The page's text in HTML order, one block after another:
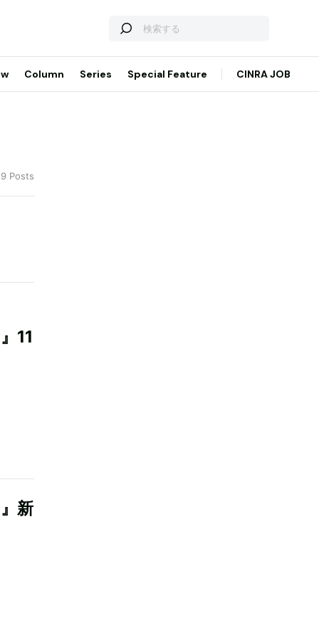
Column Series Special Feature CINRA JOB
Posts
11
新